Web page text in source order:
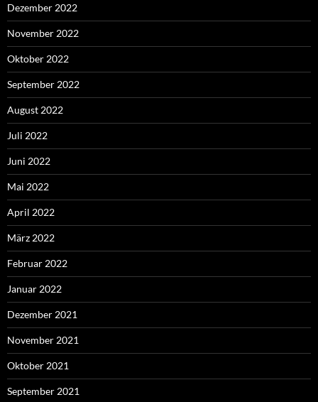
Dezember 2022
November 2022
Oktober 2022
September 2022
August 2022
Juli 2022
Juni 2022
Mai 2022
April 2022
März 2022
Februar 2022
Januar 2022
Dezember 2021
November 2021
Oktober 2021
September 2021